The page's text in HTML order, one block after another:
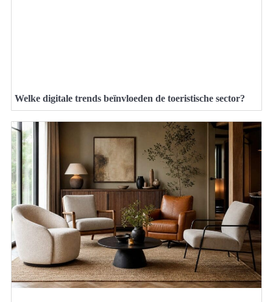
Welke digitale trends beïnvloeden de toeristische sector?